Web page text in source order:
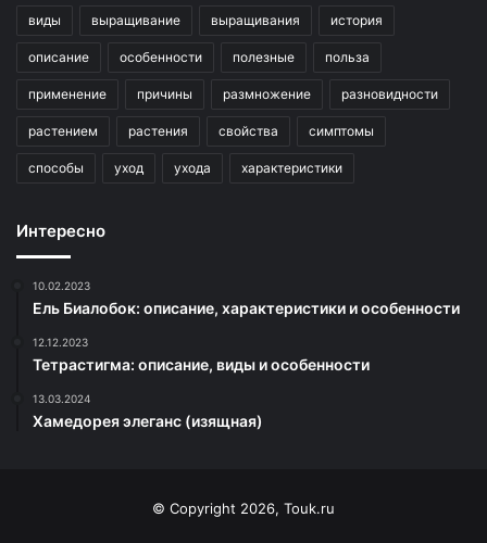
виды выращивание выращивания история
описание особенности полезные польза
применение причины размножение разновидности
растением растения свойства симптомы
способы уход ухода характеристики
Интересно
10.02.2023
Ель Биалобок: описание, характеристики и особенности
12.12.2023
Тетрастигма: описание, виды и особенности
13.03.2024
Хамедорея элеганс (изящная)
© Copyright 2026, Touk.ru